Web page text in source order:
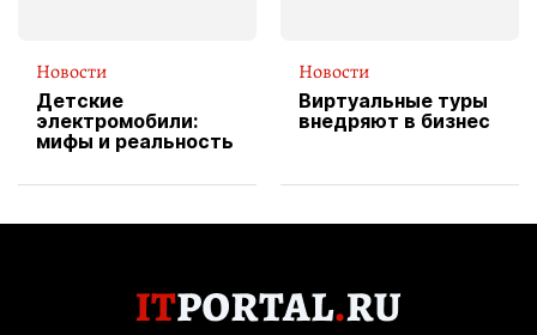
Новости
Детские
электромобили:
мифы и реальность
Новости
Виртуальные туры
внедряют в бизнес